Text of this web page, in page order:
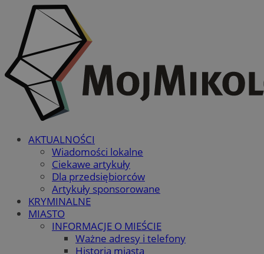
AKTUALNOŚCI
Wiadomości lokalne
Ciekawe artykuły
Dla przedsiębiorców
Artykuły sponsorowane
KRYMINALNE
MIASTO
INFORMACJE O MIEŚCIE
Ważne adresy i telefony
Historia miasta